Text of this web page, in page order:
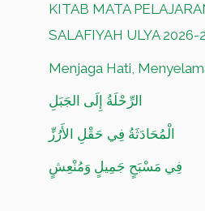
KITAB MATA
SALAFIYAH ULYA 2026-
Menjaga Hati,
الرِّحْلَةُ إِلَى الجَبَلِ
الْمُحَادَثَةُ فِي حَقْلِ الأَرُزِّ
فِي مَسْبَحٍ جَمِيلٍ وَمُنْعِشٍ